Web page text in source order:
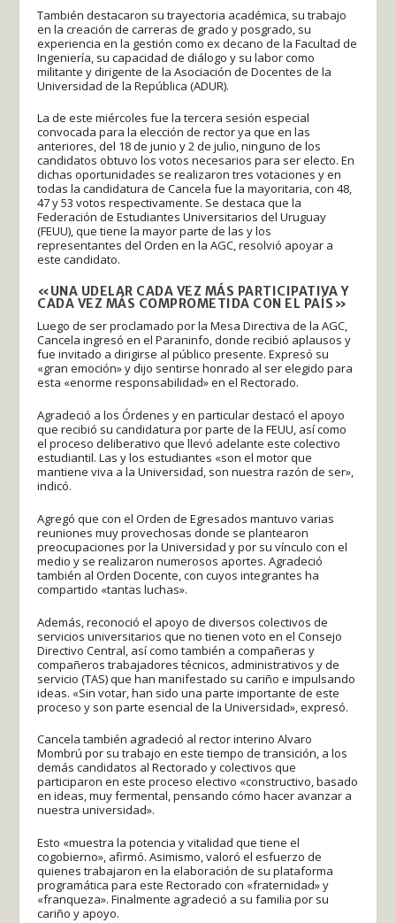
También destacaron su trayectoria académica, su trabajo
en la creación de carreras de grado y posgrado, su
experiencia en la gestión como ex decano de la Facultad de
Ingeniería, su capacidad de diálogo y su labor como
militante y dirigente de la Asociación de Docentes de la
Universidad de la República (ADUR).
La de este miércoles fue la tercera sesión especial
convocada para la elección de rector ya que en las
anteriores, del 18 de junio y 2 de julio, ninguno de los
candidatos obtuvo los votos necesarios para ser electo. En
dichas oportunidades se realizaron tres votaciones y en
todas la candidatura de Cancela fue la mayoritaria, con 48,
47 y 53 votos respectivamente. Se destaca que la
Federación de Estudiantes Universitarios del Uruguay
(FEUU), que tiene la mayor parte de las y los
representantes del Orden en la AGC, resolvió apoyar a
este candidato.
«UNA UDELAR CADA VEZ MÁS PARTICIPATIVA Y
CADA VEZ MÁS COMPROMETIDA CON EL PAÍS»
Luego de ser proclamado por la Mesa Directiva de la AGC,
Cancela ingresó en el Paraninfo, donde recibió aplausos y
fue invitado a dirigirse al público presente. Expresó su
«gran emoción» y dijo sentirse honrado al ser elegido para
esta «enorme responsabilidad» en el Rectorado.
Agradeció a los Órdenes y en particular destacó el apoyo
que recibió su candidatura por parte de la FEUU, así como
el proceso deliberativo que llevó adelante este colectivo
estudiantil. Las y los estudiantes «son el motor que
mantiene viva a la Universidad, son nuestra razón de ser»,
indicó.
Agregó que con el Orden de Egresados mantuvo varias
reuniones muy provechosas donde se plantearon
preocupaciones por la Universidad y por su vínculo con el
medio y se realizaron numerosos aportes. Agradeció
también al Orden Docente, con cuyos integrantes ha
compartido «tantas luchas».
Además, reconoció el apoyo de diversos colectivos de
servicios universitarios que no tienen voto en el Consejo
Directivo Central, así como también a compañeras y
compañeros trabajadores técnicos, administrativos y de
servicio (TAS) que han manifestado su cariño e impulsando
ideas. «Sin votar, han sido una parte importante de este
proceso y son parte esencial de la Universidad», expresó.
Cancela también agradeció al rector interino Alvaro
Mombrú por su trabajo en este tiempo de transición, a los
demás candidatos al Rectorado y colectivos que
participaron en este proceso electivo «constructivo, basado
en ideas, muy fermental, pensando cómo hacer avanzar a
nuestra universidad».
Esto «muestra la potencia y vitalidad que tiene el
cogobierno», afirmó. Asimismo, valoró el esfuerzo de
quienes trabajaron en la elaboración de su plataforma
programática para este Rectorado con «fraternidad» y
«franqueza». Finalmente agradeció a su familia por su
cariño y apoyo.